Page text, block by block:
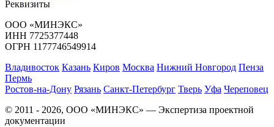
Реквизиты
ООО «МИНЭКС»
ИНН 7725377448
ОГРН 1177746549914
Владивосток Казань Киров Москва Нижний Новгород Пенза
Пермь
Ростов-на-Дону Рязань Санкт-Петербург Тверь Уфа Череповец
© 2011 - 2026, ООО «МИНЭКС» — Экспертиза проектной
документации